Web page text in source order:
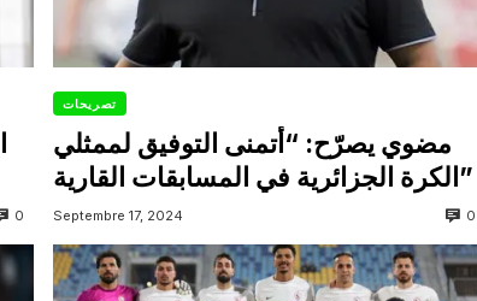
0
تصريحات
مضوي يصرّح: “أتمنى التوفيق لممثلي
الكرة الجزائرية في المسابقات القارية”
Septembre 17, 2024 0